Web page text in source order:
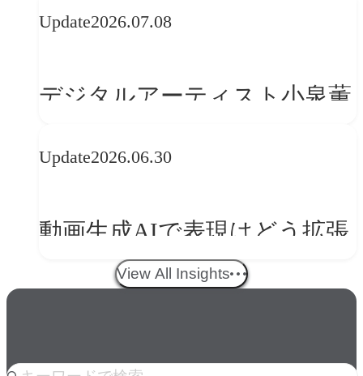
レンドに見る「人間中心」へ
Update2026.07.08
デジタルアーティスト小泉薫
ークフロー設計と「ノイズと
Update2026.06.30
動画生成AIで表現はどう拡張
する？映像ディレクター橋本
View All Insights
人気のkeyword